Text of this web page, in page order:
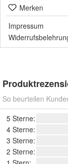
Merken
Impressum
So beurteilen
5 Sterne:
4 Sterne:
3 Sterne:
2 Sterne: